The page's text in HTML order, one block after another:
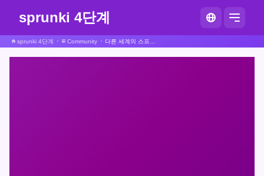
sprunki 4단계
sprunki 4단계 Community